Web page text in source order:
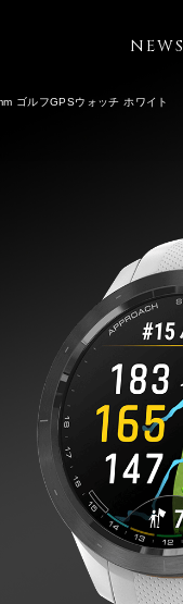
NEWS
ゴルフGPSウォッチ ホワイト